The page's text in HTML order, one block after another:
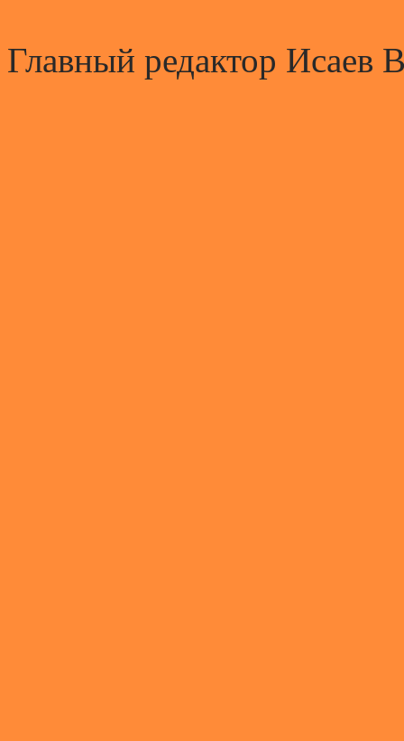
Главный редактор Исаев